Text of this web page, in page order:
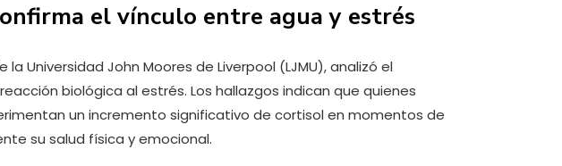
el vínculo entre agua y estrés
Universidad John Moores de Liverpool (LJMU), analizó el
biológica al estrés. Los hallazgos indican que quienes
un incremento significativo de cortisol en momentos de
su salud física y emocional.